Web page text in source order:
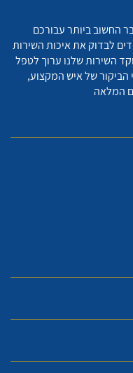
החשוב ביותר עבורכם
לבדוק את איכות השירות
השירות שלנו ערוך לטפל
של איש המקצוע,
המלאה